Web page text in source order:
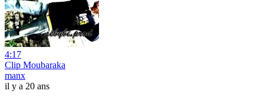
4:17
Clip Moubaraka
manx
il y a 20 ans